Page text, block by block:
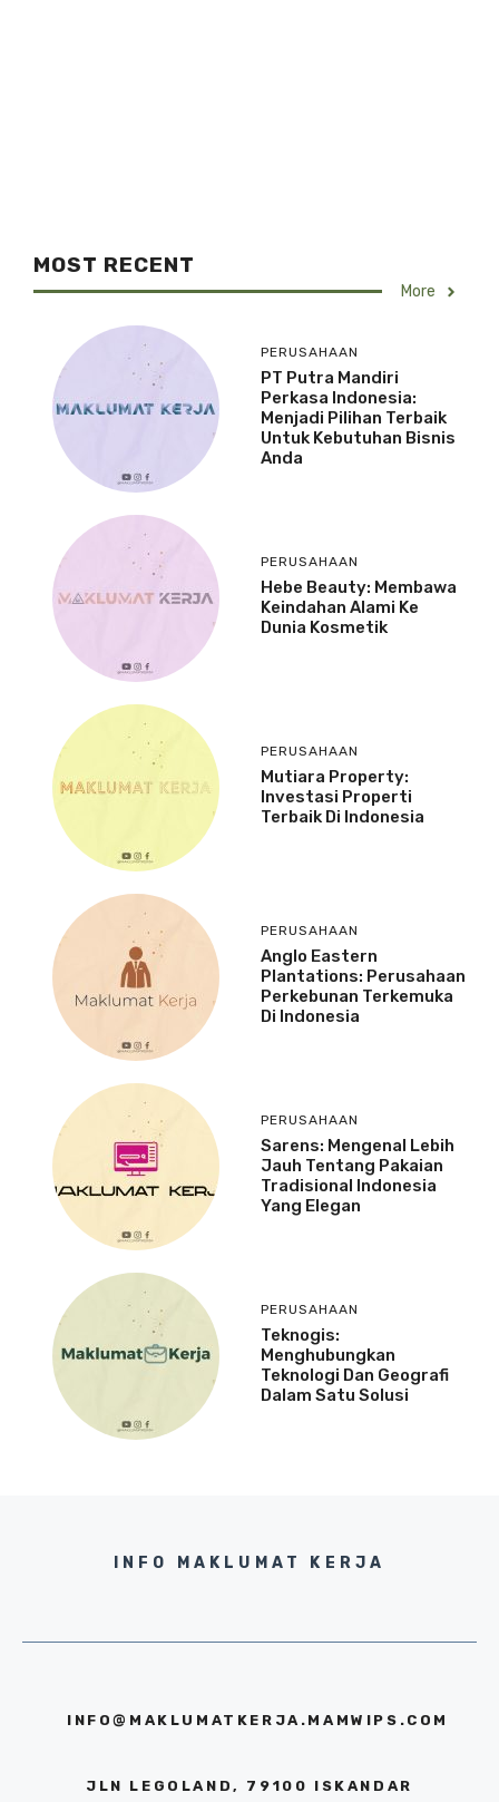
MOST RECENT
More
PERUSAHAAN
PT Putra Mandiri
Perkasa Indonesia:
Menjadi Pilihan Terbaik
Untuk Kebutuhan Bisnis
Anda
PERUSAHAAN
Hebe Beauty: Membawa
Keindahan Alami Ke
Dunia Kosmetik
PERUSAHAAN
Mutiara Property:
Investasi Properti
Terbaik Di Indonesia
PERUSAHAAN
Anglo Eastern
Plantations: Perusahaan
Perkebunan Terkemuka
Di Indonesia
PERUSAHAAN
Sarens: Mengenal Lebih
Jauh Tentang Pakaian
Tradisional Indonesia
Yang Elegan
PERUSAHAAN
Teknogis:
Menghubungkan
Teknologi Dan Geografi
Dalam Satu Solusi
INFO MAKLUMAT KERJA
INFO@MAKLUMATKERJA.MAMWIPS.COM
JLN LEGOLAND, 79100 ISKANDAR